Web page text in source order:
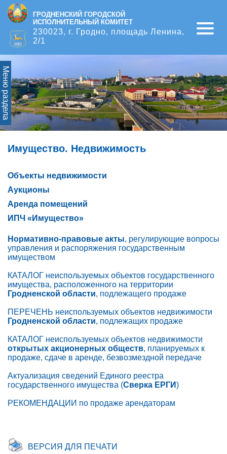
ГРОДНЕНСКИЙ ГОРОДСКОЙ
ИСПОЛНИТЕЛЬНЫЙ КОМИТЕТ
230023, г. Гродно, площадь Ленина,
2/1
Open
Меню раздела
Имущество. Недвижимость
Объекты недвижимости
Аукционы
Аренда помещений
ИПЧ «Имущество»
Нормативно-правовые акты, регулирующие вопросы
управления и распоряжения государственным
имуществом
КАТАЛОГ неиспользуемых объектов государственного
имущества, расположенного на территории
Гродненской области, подлежащего продаже
ПЕРЕЧЕНЬ неиспользуемых объектов недвижимости
Гродненской области, подлежащих продаже
КАТАЛОГ неиспользуемых объектов недвижимости
открытых акционерных обществ, планируемых к
продаже, сдаче в аренде, безвозмездной передаче
Актуализация сведений Единого реестра
государственного имущества (Сверка ЕРГИ)
РЕКОМЕНДАЦИИ по продаже арендаторам
ВЕРСИЯ ДЛЯ ПЕЧАТИ